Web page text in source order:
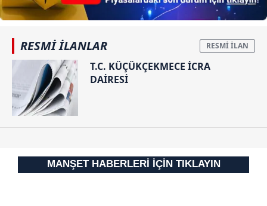
RESMİ İLANLAR
T.C. KÜÇÜKÇEKMECE İCRA
DAİRESİ
MANŞET HABERLERİ İÇİN TIKLAYIN